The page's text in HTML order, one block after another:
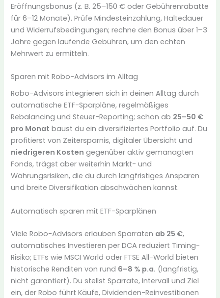
Eröffnungsbonus (z. B. 25–150 € oder Gebührenrabatte
für 6–12 Monate). Prüfe Mindesteinzahlung, Haltedauer
und Widerrufsbedingungen; rechne den Bonus über 1–3
Jahre gegen laufende Gebühren, um den echten
Mehrwert zu ermitteln.
Sparen mit Robo-Advisors im Alltag
Robo-Advisors integrieren sich in deinen Alltag durch
automatische ETF-Sparpläne, regelmäßiges
Rebalancing und Steuer-Reporting; schon ab 25–50 €
pro Monat baust du ein diversifiziertes Portfolio auf. Du
profitierst von Zeitersparnis, digitaler Übersicht und
niedrigeren Kosten gegenüber aktiv gemanagten
Fonds, trägst aber weiterhin Markt- und
Währungsrisiken, die du durch langfristiges Ansparen
und breite Diversifikation abschwächen kannst.
Automatisch sparen mit ETF-Sparplänen
Viele Robo-Advisors erlauben Sparraten ab 25 €,
automatisches Investieren per DCA reduziert Timing-
Risiko; ETFs wie MSCI World oder FTSE All-World bieten
historische Renditen von rund 6–8 % p.a. (langfristig,
nicht garantiert). Du stellst Sparrate, Intervall und Ziel
ein, der Robo führt Käufe, Dividenden-Reinvestitionen